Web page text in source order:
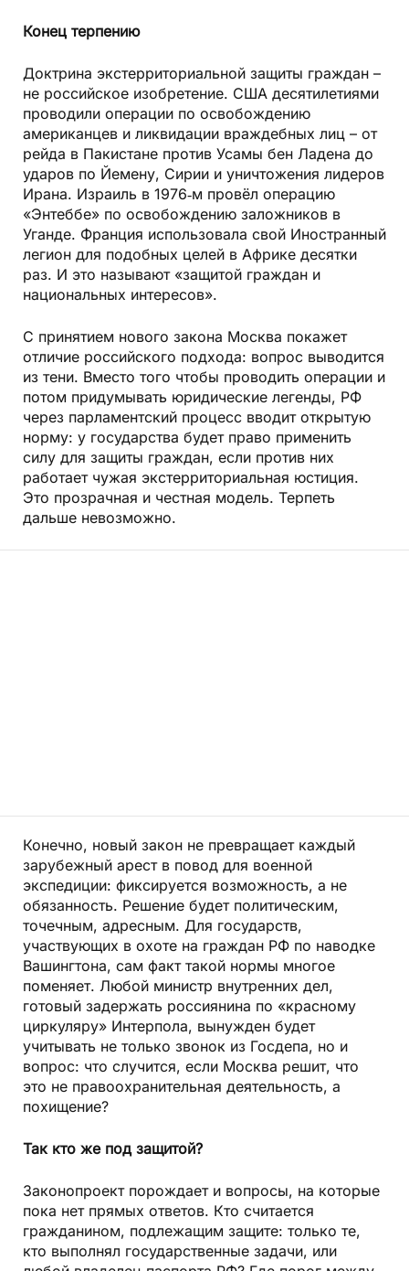
Конец терпению
Доктрина экстерриториальной защиты граждан –
не российское изобретение. США десятилетиями
проводили операции по освобождению
американцев и ликвидации враждебных лиц – от
рейда в Пакистане против Усамы бен Ладена до
ударов по Йемену, Сирии и уничтожения лидеров
Ирана. Израиль в 1976‑м провёл операцию
«Энтеббе» по освобождению заложников в
Уганде. Франция использовала свой Иностранный
легион для подобных целей в Африке десятки
раз. И это называют «защитой граждан и
национальных интересов».
С принятием нового закона Москва покажет
отличие российского подхода: вопрос выводится
из тени. Вместо того чтобы проводить операции и
потом придумывать юридические легенды, РФ
через парламентский процесс вводит открытую
норму: у государства будет право применить
силу для защиты граж­дан, если против них
работает чужая экстерриториальная юстиция.
Это прозрачная и честная модель. Терпеть
дальше невозможно.
Конечно, новый закон не превращает каждый
зарубежный арест в повод для военной
экспедиции: фиксируется возможность, а не
обязанность. Решение будет политическим,
точечным, адресным. Для государств,
участвующих в охоте на граждан РФ по наводке
Вашингтона, сам факт такой нормы многое
поменяет. Любой министр внутренних дел,
готовый задержать россиянина по «красному
циркуляру» Интерпола, вынужден будет
учитывать не только звонок из Госдепа, но и
вопрос: что случится, если Москва решит, что
это не правоохранительная деятельность, а
похищение?
Так кто же под защитой?
Законопроект порождает и вопросы, на которые
пока нет прямых ответов. Кто считается
гражданином, подлежащим защите: только те,
кто выполнял государственные задачи, или